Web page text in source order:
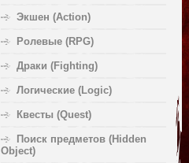
Экшен (Action)
Ролевые (RPG)
Драки (Fighting)
Логические (Logic)
Квесты (Quest)
Поиск предметов (Hidden
Object)